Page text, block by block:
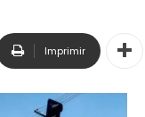
Imprimir